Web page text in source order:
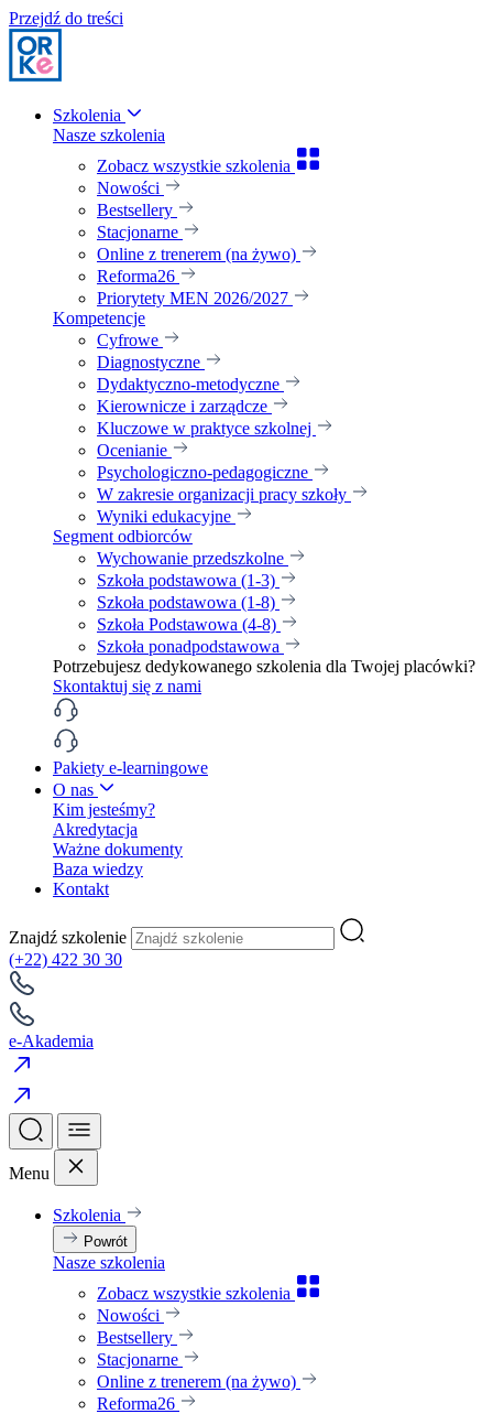
Przejdź do treści
Szkolenia
Nasze szkolenia
Zobacz wszystkie szkolenia
Nowości
Bestsellery
Stacjonarne
Online z trenerem (na żywo)
Reforma26
Priorytety MEN 2026/2027
Kompetencje
Cyfrowe
Diagnostyczne
Dydaktyczno-metodyczne
Kierownicze i zarządcze
Kluczowe w praktyce szkolnej
Ocenianie
Psychologiczno-pedagogiczne
W zakresie organizacji pracy szkoły
Wyniki edukacyjne
Segment odbiorców
Wychowanie przedszkolne
Szkoła podstawowa (1-3)
Szkoła podstawowa (1-8)
Szkoła Podstawowa (4-8)
Szkoła ponadpodstawowa
Potrzebujesz dedykowanego szkolenia dla Twojej placówki?
Skontaktuj się z nami
Pakiety e-learningowe
O nas
Kim jesteśmy?
Akredytacja
Ważne dokumenty
Baza wiedzy
Kontakt
Znajdź szkolenie
(+22) 422 30 30
e-Akademia
Menu
Szkolenia
Powrót
Nasze szkolenia
Zobacz wszystkie szkolenia
Nowości
Bestsellery
Stacjonarne
Online z trenerem (na żywo)
Reforma26